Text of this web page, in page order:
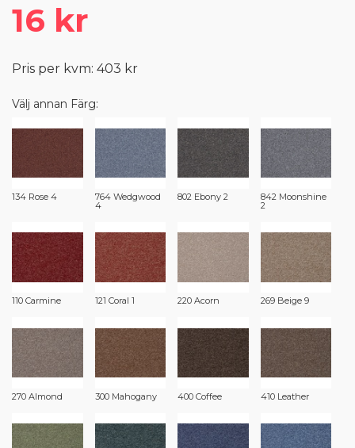
16 kr
Pris per kvm: 403 kr
Välj annan Färg:
134 Rose 4 764 Wedgwood
4
802 Ebony 2 842 Moonshine
2
110 Carmine 121 Coral 1 220 Acorn 269 Beige 9
270 Almond 300 Mahogany 400 Coffee 410 Leather